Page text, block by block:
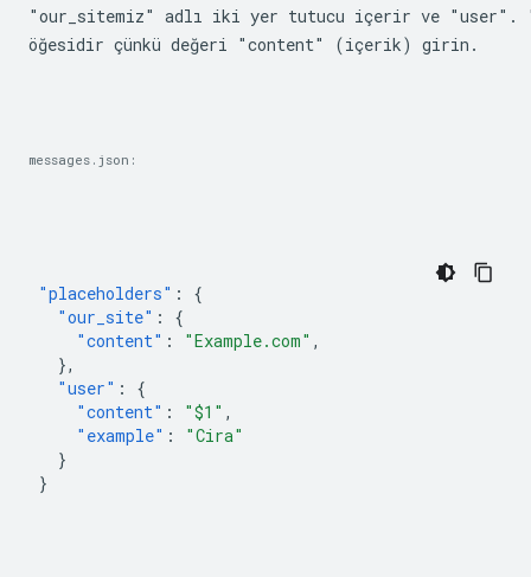
"our_sitemiz" adlı iki yer tutucu içerir ve "user".
öğesidir çünkü değeri "content" (içerik) girin.
messages.json:
"placeholders" :
{
"our_site" :
{
"content" : "Example.com" ,
},
"user" :
{
"content" : "$1" ,
"example" :
"Cira"
}
}